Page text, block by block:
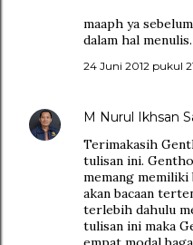
maaph ya
dalam hal menulis.
24 Juni 2012 pukul
M Nurul Ikhsan
Terimakasih
tulisan ini.
memang memiliki
akan bacaan
terlebih dahulu
tulisan ini maka